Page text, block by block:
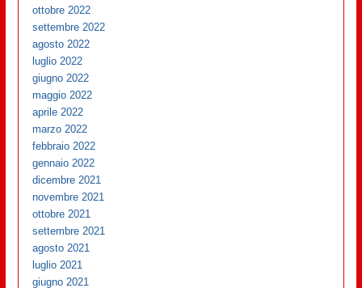
ottobre 2022
settembre 2022
agosto 2022
luglio 2022
giugno 2022
maggio 2022
aprile 2022
marzo 2022
febbraio 2022
gennaio 2022
dicembre 2021
novembre 2021
ottobre 2021
settembre 2021
agosto 2021
luglio 2021
giugno 2021